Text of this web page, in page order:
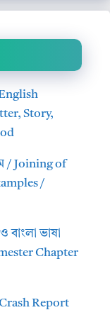
Story,
/ Joining of
/
বাংলা ভাষা
Chapter
Report